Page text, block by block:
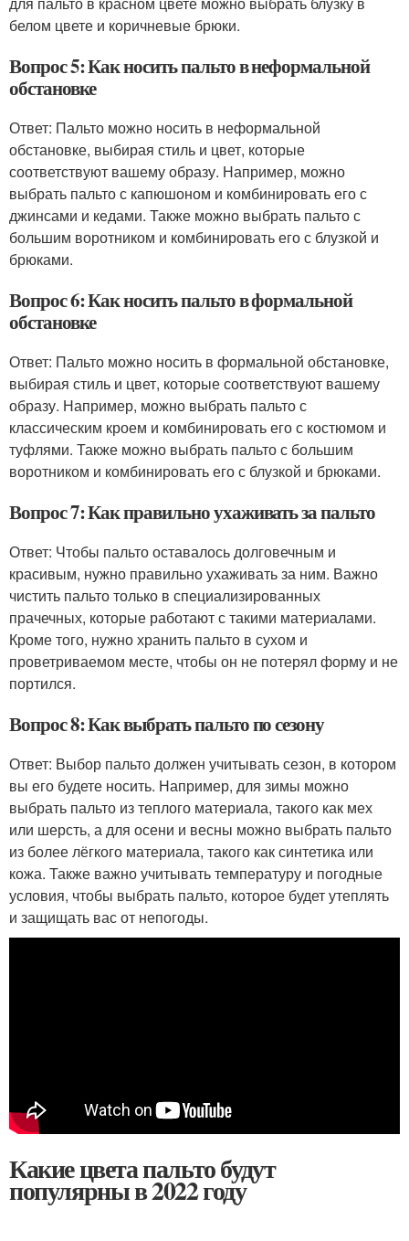
белом цвете и коричневые брюки.
Вопрос 5: Как носить пальто в неформальной
обстановке
Ответ: Пальто можно носить в неформальной
обстановке, выбирая стиль и цвет, которые
соответствуют вашему образу. Например, можно
выбрать пальто с капюшоном и комбинировать его с
джинсами и кедами. Также можно выбрать пальто с
большим воротником и комбинировать его с блузкой и
брюками.
Вопрос 6: Как носить пальто в формальной
обстановке
Ответ: Пальто можно носить в формальной обстановке,
выбирая стиль и цвет, которые соответствуют вашему
образу. Например, можно выбрать пальто с
классическим кроем и комбинировать его с костюмом и
туфлями. Также можно выбрать пальто с большим
воротником и комбинировать его с блузкой и брюками.
Вопрос 7: Как правильно ухаживать за пальто
Ответ: Чтобы пальто оставалось долговечным и
красивым, нужно правильно ухаживать за ним. Важно
чистить пальто только в специализированных
прачечных, которые работают с такими материалами.
Кроме того, нужно хранить пальто в сухом и
проветриваемом месте, чтобы он не потерял форму и не
портился.
Вопрос 8: Как выбрать пальто по сезону
Ответ: Выбор пальто должен учитывать сезон, в котором
вы его будете носить. Например, для зимы можно
выбрать пальто из теплого материала, такого как мех
или шерсть, а для осени и весны можно выбрать пальто
из более лёгкого материала, такого как синтетика или
кожа. Также важно учитывать температуру и погодные
условия, чтобы выбрать пальто, которое будет утеплять
и защищать вас от непогоды.
Какие цвета пальто будут
популярны в 2022 году